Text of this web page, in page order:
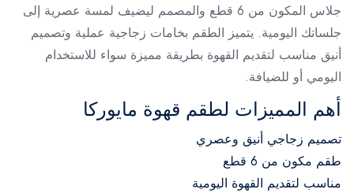
جلاس المكون من 6 قطع والمصمم ليضيف لمسة عصرية إلى
جلساتك اليومية. يتميز الطقم بخامات زجاجية عملية وتصميم
أنيق مناسب لتقديم القهوة بطريقة مميزة سواء للاستخدام
اليومي أو للضيافة.
أهم المميزات لطقم قهوة مايوركا
تصميم زجاجي أنيق وعصري
طقم مكون من 6 قطع
مناسب لتقديم القهوة اليومية